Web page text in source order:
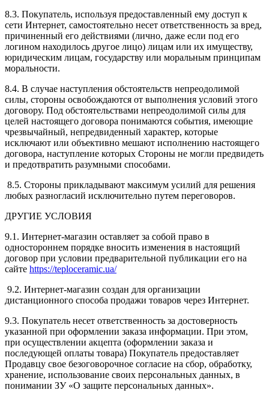
8.3. Покупатель, используя предоставленный ему доступ к
сети Интернет, самостоятельно несет ответственность за вред,
причиненный его действиями (лично, даже если под его
логином находилось другое лицо) лицам или их имуществу,
юридическим лицам, государству или моральным принципам
моральности.
8.4. В случае наступления обстоятельств непреодолимой
силы, стороны освобождаются от выполнения условий этого
договору. Под обстоятельствами непреодолимой силы для
целей настоящего договора понимаются события, имеющие
чрезвычайный, непредвиденный характер, которые
исключают или объективно мешают исполнению настоящего
договора, наступление которых Стороны не могли предвидеть
и предотвратить разумными способами.
8.5. Стороны прикладывают максимум усилий для решения
любых разногласий исключительно путем переговоров.
ДРУГИЕ УСЛОВИЯ
9.1. Интернет-магазин оставляет за собой право в
одностороннем порядке вносить изменения в настоящий
договор при условии предварительной публикации его на
сайте https://teploceramic.ua/
9.2. Интернет-магазин создан для организации
дистанционного способа продажи товаров через Интернет.
9.3. Покупатель несет ответственность за достоверность
указанной при оформлении заказа информации. При этом,
при осуществлении акцепта (оформлении заказа и
последующей оплаты товара) Покупатель предоставляет
Продавцу свое безоговорочное согласие на сбор, обработку,
хранение, использование своих персональных данных, в
понимании ЗУ «О защите персональных данных».